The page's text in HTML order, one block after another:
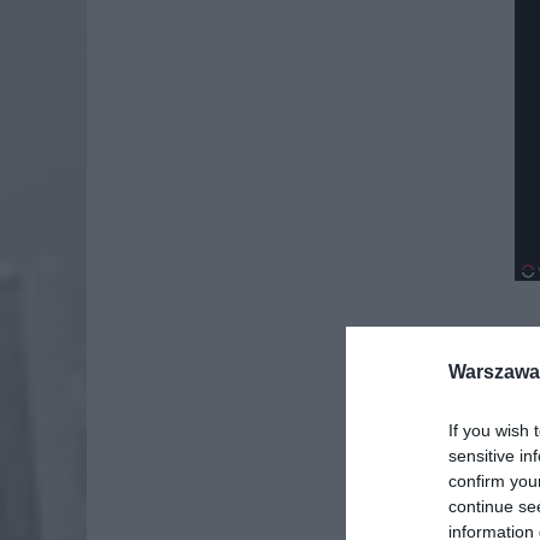
If you wish
sensitive
confirm
continue
information